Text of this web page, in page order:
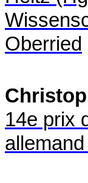
Oberried
14e prix